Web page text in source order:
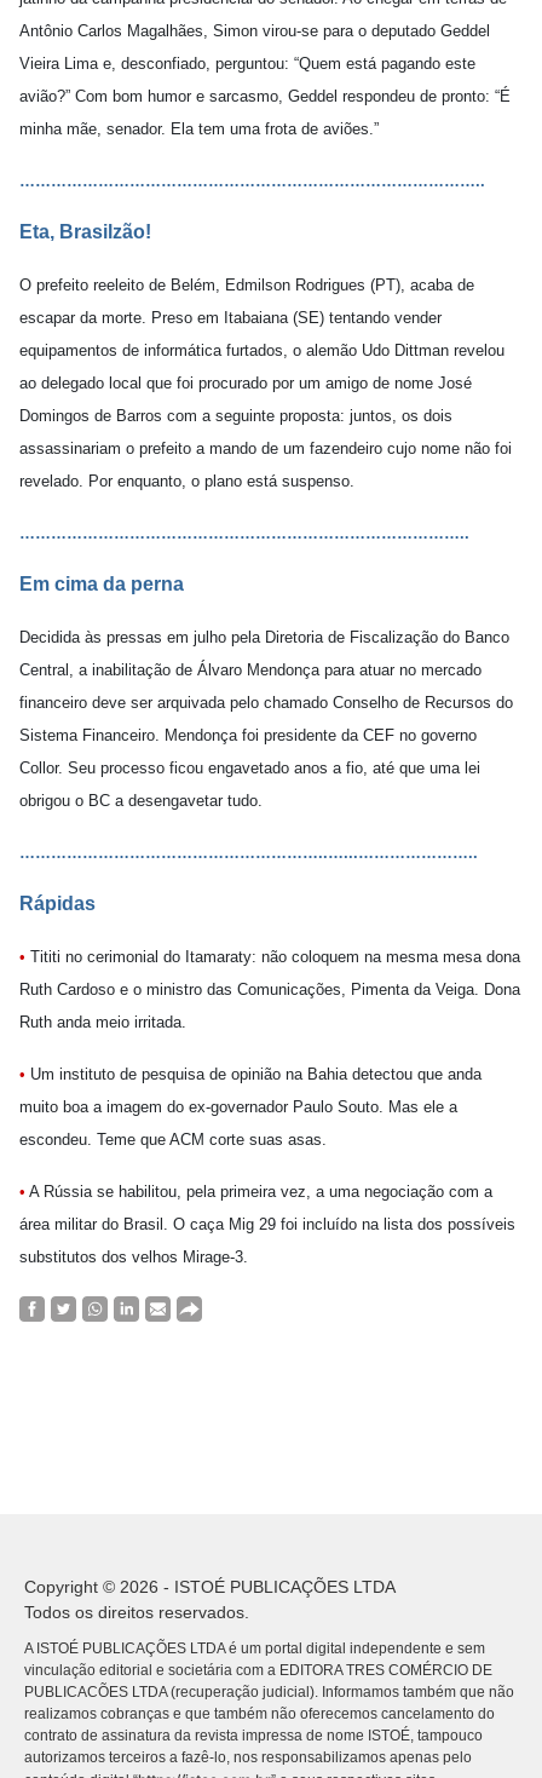
Antônio Carlos Magalhães, Simon virou-se para o deputado Geddel
Vieira Lima e, desconfiado, perguntou: “Quem está pagando este
avião?” Com bom humor e sarcasmo, Geddel respondeu de pronto: “É
minha mãe, senador. Ela tem uma frota de aviões.”
……………………………………………………………………………..
Eta, Brasilzão!
O prefeito reeleito de Belém, Edmilson Rodrigues (PT), acaba de
escapar da morte. Preso em Itabaiana (SE) tentando vender
equipamentos de informática furtados, o alemão Udo Dittman revelou
ao delegado local que foi procurado por um amigo de nome José
Domingos de Barros com a seguinte proposta: juntos, os dois
assassinariam o prefeito a mando de um fazendeiro cujo nome não foi
revelado. Por enquanto, o plano está suspenso.
…………………………………………………………………………..
Em cima da perna
Decidida às pressas em julho pela Diretoria de Fiscalização do Banco
Central, a inabilitação de Álvaro Mendonça para atuar no mercado
financeiro deve ser arquivada pelo chamado Conselho de Recursos do
Sistema Financeiro. Mendonça foi presidente da CEF no governo
Collor. Seu processo ficou engavetado anos a fio, até que uma lei
obrigou o BC a desengavetar tudo.
…………………………………………………..…...…………………..
Rápidas
• Tititi no cerimonial do Itamaraty: não coloquem na mesma mesa dona
Ruth Cardoso e o ministro das Comunicações, Pimenta da Veiga. Dona
Ruth anda meio irritada.
• Um instituto de pesquisa de opinião na Bahia detectou que anda
muito boa a imagem do ex-governador Paulo Souto. Mas ele a
escondeu. Teme que ACM corte suas asas.
• A Rússia se habilitou, pela primeira vez, a uma negociação com a
área militar do Brasil. O caça Mig 29 foi incluído na lista dos possíveis
substitutos dos velhos Mirage-3.
Copyright © 2026 - ISTOÉ PUBLICAÇÕES LTDA
Todos os direitos reservados.
A ISTOÉ PUBLICAÇÕES LTDA é um portal digital independente e sem
vinculação editorial e societária com a EDITORA TRES COMÉRCIO DE
PUBLICACÕES LTDA (recuperação judicial). Informamos também que não
realizamos cobranças e que também não oferecemos cancelamento do
contrato de assinatura da revista impressa de nome ISTOÉ, tampouco
autorizamos terceiros a fazê-lo, nos responsabilizamos apenas pelo